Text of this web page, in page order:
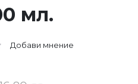
мл.
Добави мнение